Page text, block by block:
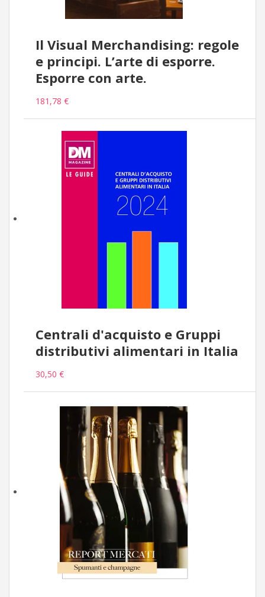
Il Visual Merchandising: regole
e principi. L’arte di esporre.
Esporre con arte.
181,78 €
Centrali d'acquisto e Gruppi
distributivi alimentari in Italia
30,50 €